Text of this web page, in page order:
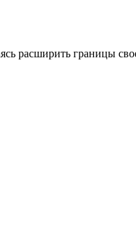
расширить границы